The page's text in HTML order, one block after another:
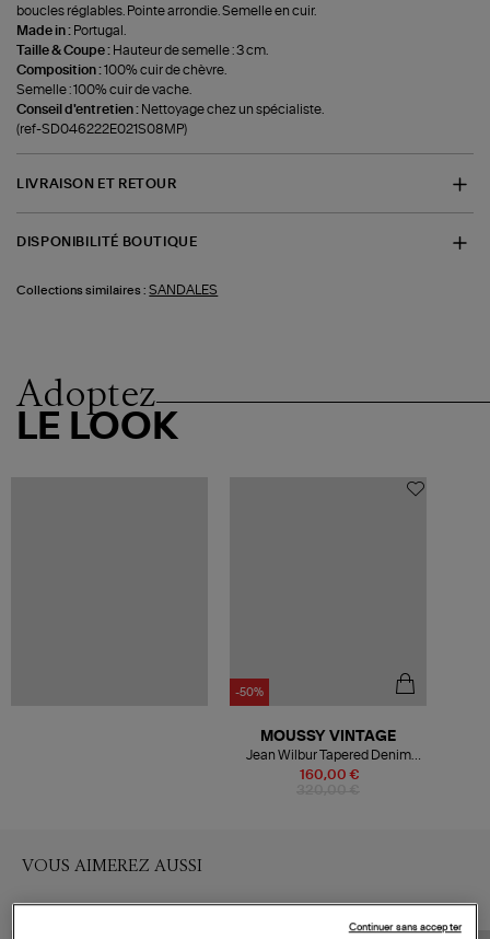
boucles réglables. Pointe arrondie. Semelle en cuir.
Made in : Portugal.
Taille & Coupe : Hauteur de semelle : 3 cm.
Composition :100% cuir de chèvre.
Semelle : 100% cuir de vache.
Conseil d'entretien : Nettoyage chez un spécialiste.
(ref-SD046222E021S08MP)
LIVRAISON ET RETOUR
DISPONIBILITÉ BOUTIQUE
Collections similaires : SANDALES
Adoptez
LE LOOK
-50%
160,00 €
MOUSSY VINTAGE
Jean Wilbur Tapered Denim
Bleu
VOUS AIMEREZ AUSSI
Continuer sans accepter